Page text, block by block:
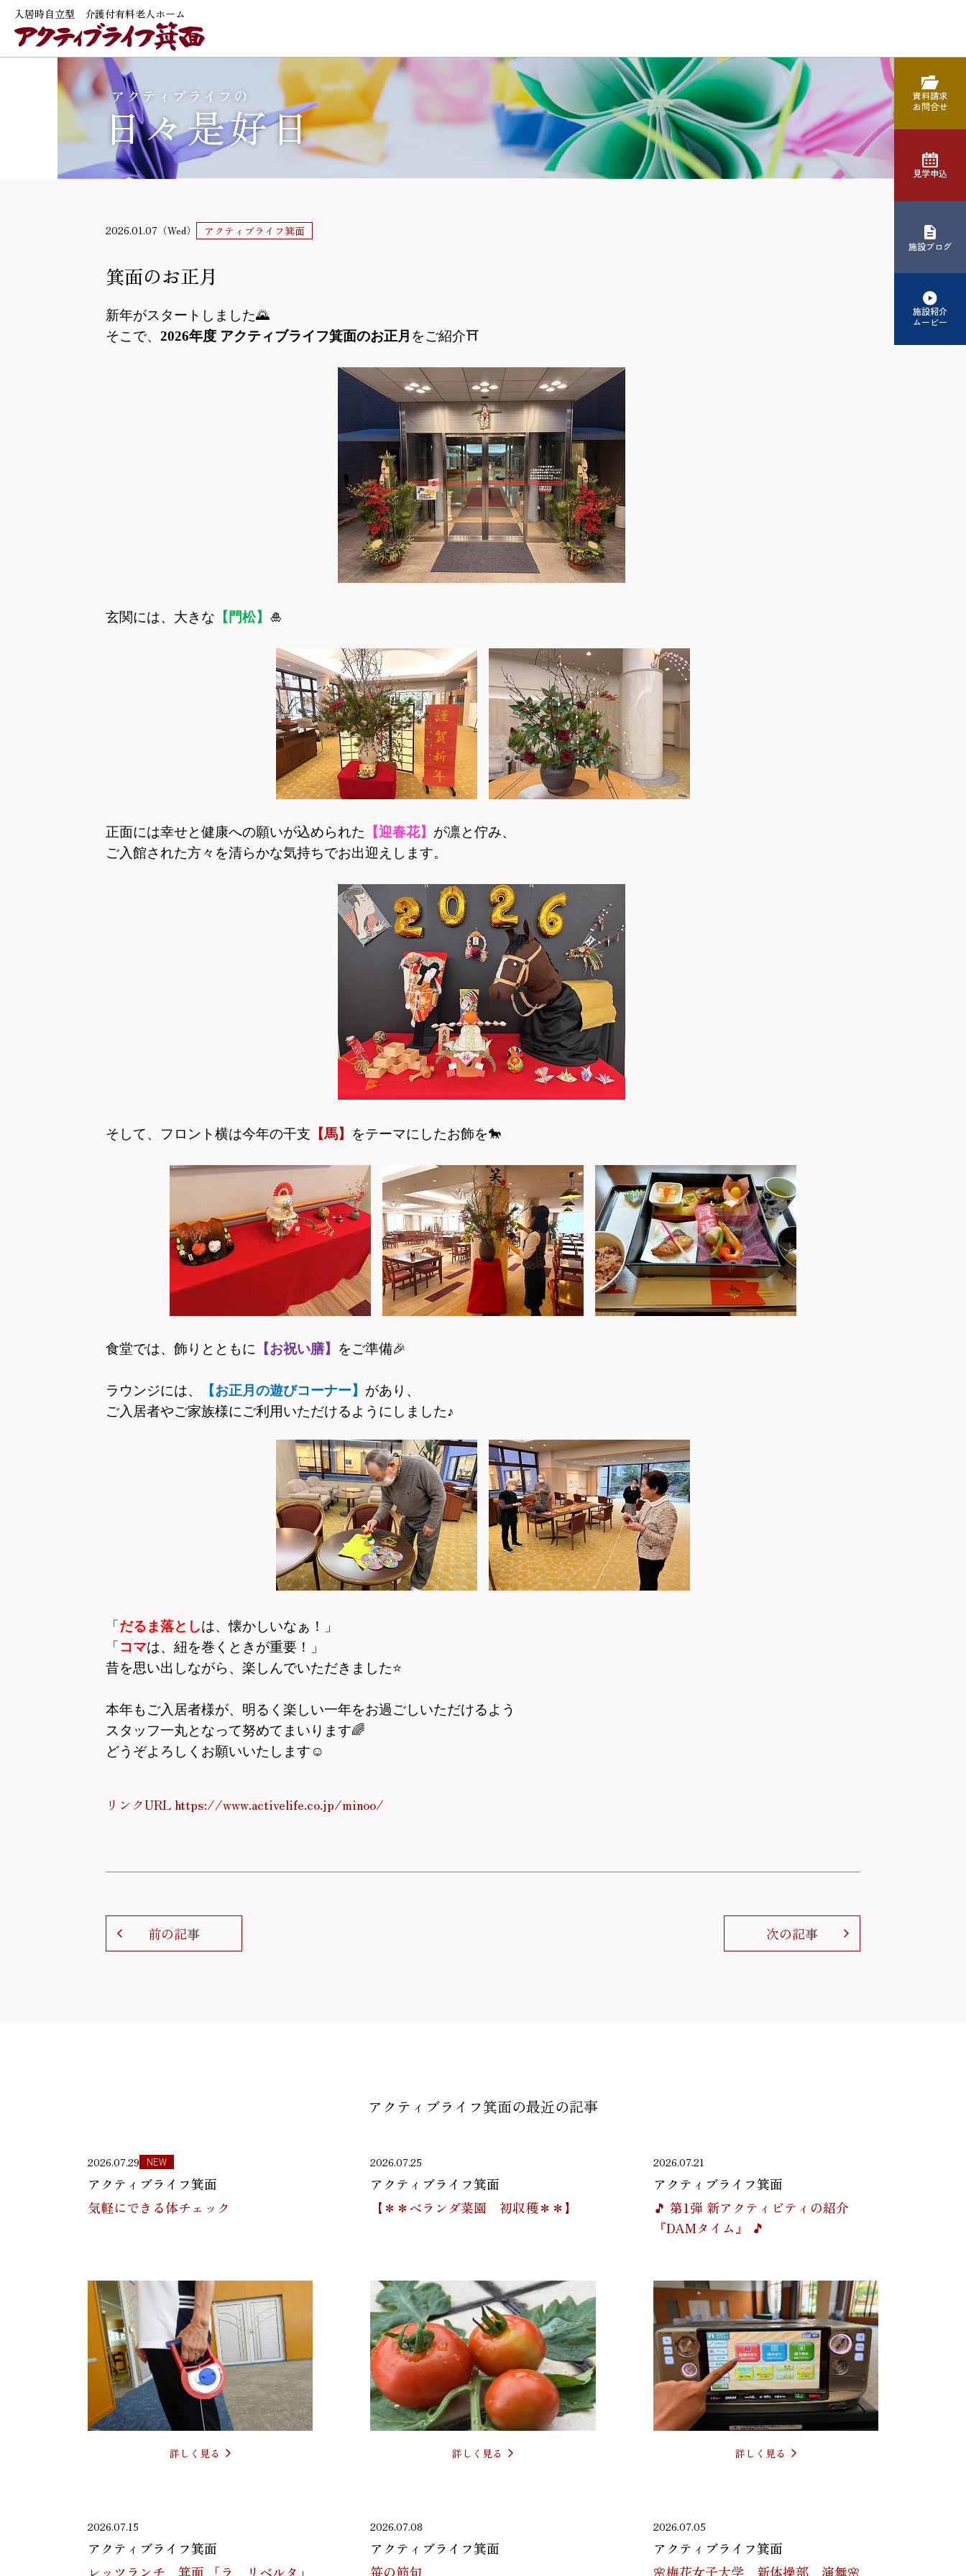
入居時自立型 介護付有料老人ホーム
資料請求
お問合せ
見学申込
施設ブログ
施設紹介
ムービー
2026.01.07（Wed） アクティブライフ箕面
箕面のお正月
新年がスタートしました🌄
そこで、 2026年度 アクティブライフ箕面のお正月 をご紹介 ⛩
玄関には、大きな 【門松】 🎍
正面には幸せと健康への願いが込められた 【迎春花】 が凛と佇み、
ご入館された方々を清らかな気持ちでお出迎えします。
そして、フロント横は今年の干支 【馬】 をテーマにしたお飾を🐎
食堂では、飾りとともに 【お祝い膳】 をご準備🎉
ラウンジには、 【お正月の遊びコーナー】 があり、
ご入居者やご家族様にご利用いただけるようにしました♪
「 だるま落としは、懐かしいなぁ！」
「 コマは、紐を巻くときが重要！」
昔を思い出しながら、楽しんでいただきました⭐
本年もご入居者様が、明るく楽しい一年をお過ごしいただけるよう
スタッフ一丸となって努めてまいります🌈
どうぞよろしくお願いいたします ☺
リンクURL https://www.activelife.co.jp/minoo/
前の記事 次の記事
アクティブライフ箕面の最近の記事
2026.07.29 NEW
アクティブライフ箕面
気軽にできる体チェック
詳しく見る
2026.07.25
アクティブライフ箕面
【＊＊ベランダ菜園 初収穫＊＊】
詳しく見る
2026.07.21
アクティブライフ箕面
🎵 第1弾 新アクティビティの紹介
『DAMタイム』 🎵
詳しく見る
2026.07.15
アクティブライフ箕面
2026.07.08
アクティブライフ箕面
2026.07.05
アクティブライフ箕面